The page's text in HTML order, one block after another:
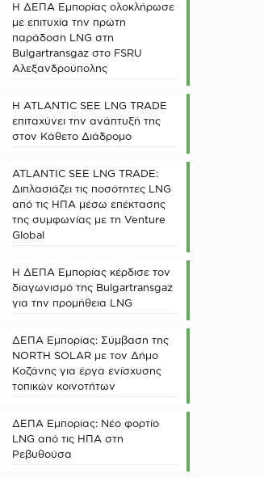
Η ΔΕΠΑ Εμπορίας ολοκλήρωσε
με επιτυχία την πρώτη
παράδοση LNG στη
Bulgartransgaz στο FSRU
Αλεξανδρούπολης
Η ATLANTIC SEE LNG TRADE
επιταχύνει την ανάπτυξή της
στον Κάθετο Διάδρομο
ATLANTIC SEE LNG TRADE:
Διπλασιάζει τις ποσότητες LNG
από τις ΗΠΑ μέσω επέκτασης
της συμφωνίας με τη Venture
Global
Η ΔΕΠΑ Εμπορίας κέρδισε τον
διαγωνισμό της Bulgartransgaz
για την προμήθεια LNG
ΔΕΠΑ Εμπορίας: Σύμβαση της
NORTH SOLAR με τον Δήμο
Κοζάνης για έργα ενίσχυσης
τοπικών κοινοτήτων
ΔΕΠΑ Εμπορίας: Νέο φορτίο
LNG από τις ΗΠΑ στη
Ρεβυθούσα